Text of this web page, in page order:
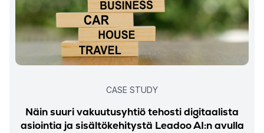
CASE STUDY
Näin suuri vakuutusyhtiö tehosti digitaalista
asiointia ja sisältökehitystä Leadoo AI:n avulla